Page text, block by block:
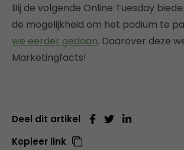
Bij de volgende Online Tuesday
de mogelijkheid om het podium te
we eerder gedaan. Daarover deze
Marketingfacts!
Deel dit artikel
Kopieer link